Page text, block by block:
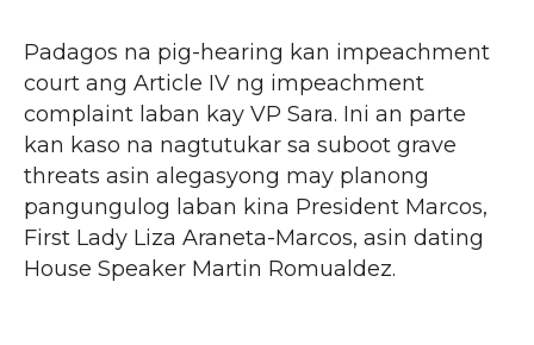
Padagos na pig-hearing kan impeachment
court ang Article IV ng impeachment
complaint laban kay VP Sara. Ini an parte
kan kaso na nagtutukar sa suboot grave
threats asin alegasyong may planong
pangungulog laban kina President Marcos,
First Lady Liza Araneta-Marcos, asin dating
House Speaker Martin Romualdez.